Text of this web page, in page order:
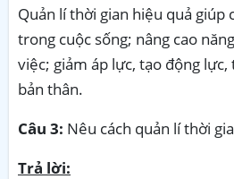
Quản lí thời gian hiệu quả giúp
trong cuộc sống; nâng cao
việc; giảm áp lực, tạo động
bản thân.
Câu 3: Nêu cách quản lí thời
Trả lời: